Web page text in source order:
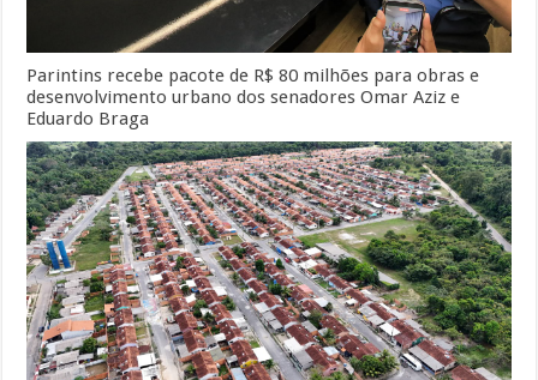
Parintins recebe pacote de R$ 80 milhões para obras e
desenvolvimento urbano dos senadores Omar Aziz e
Eduardo Braga